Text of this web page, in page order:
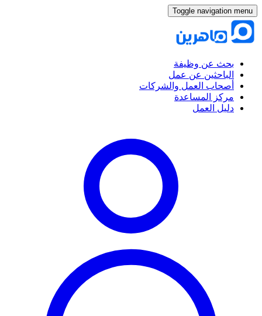
Toggle navigation menu
بحث عن وظيفة
الباحثين عن عمل
أصحاب العمل والشركات
مركز المساعدة
دليل العمل